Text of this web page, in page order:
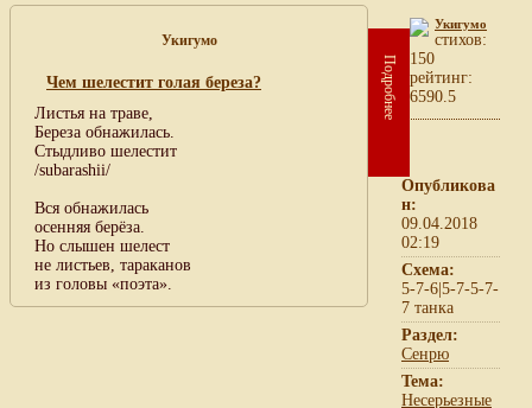
Укигумо
Чем шелестит голая береза?
Листья на траве,
Береза обнажилась.
Стыдливо шелестит
/subarashii/
Вся обнажилась
осенняя берёза.
Но слышен шелест
не листьев, тараканов
из головы «поэта».
Подробнее
Укигумо
cтихов:
150
рейтинг:
6590.5
Опубликова
н:
09.04.2018
02:19
Схема:
5-7-6|5-7-5-7-
7 танка
Раздел:
Сенрю
Тема:
Несерьезные